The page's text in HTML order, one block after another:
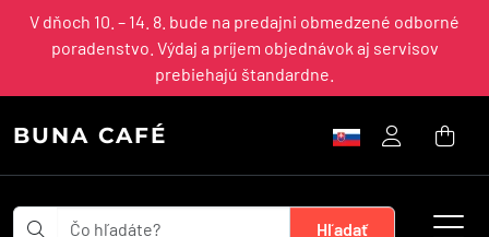
V dňoch 10. – 14. 8. bude na predajni obmedzené odborné
poradenstvo. Výdaj a príjem objednávok aj servisov
prebiehajú štandardne.
BUNA CAFÉ